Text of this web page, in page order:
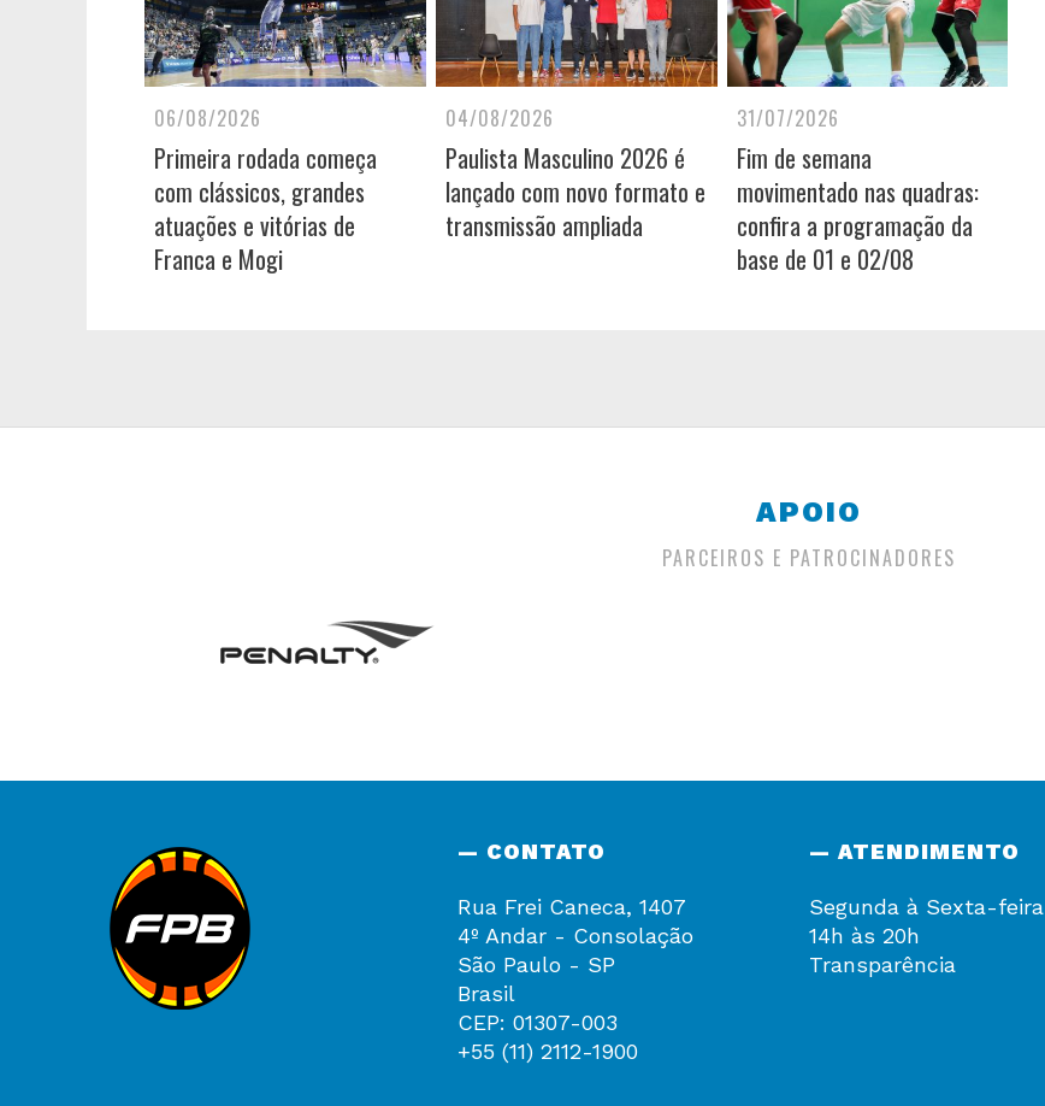
06/08/2026
Primeira rodada começa
com clássicos, grandes
atuações e vitórias de
Franca e Mogi
04/08/2026
Paulista Masculino 2026 é
lançado com novo formato e
transmissão ampliada
31/07/2026
Fim de semana
movimentado nas quadras:
confira a programação da
base de 01 e 02/08
APOIO
PARCEIROS E PATROCINADORES
— CONTATO
Rua Frei Caneca, 1407
4º Andar - Consolação
São Paulo - SP
Brasil
CEP: 01307-003
+55 (11) 2112-1900
— ATENDIMENTO
Segunda à Sexta-feira
14h às 20h
Transparência